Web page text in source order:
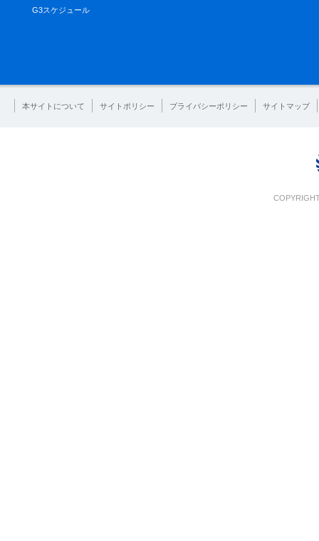
G3スケジュール
本サイトについて サイトポリシー プライバシーポリシー サイトマップ